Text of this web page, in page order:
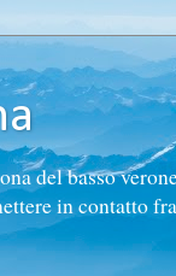
del basso
in contatto